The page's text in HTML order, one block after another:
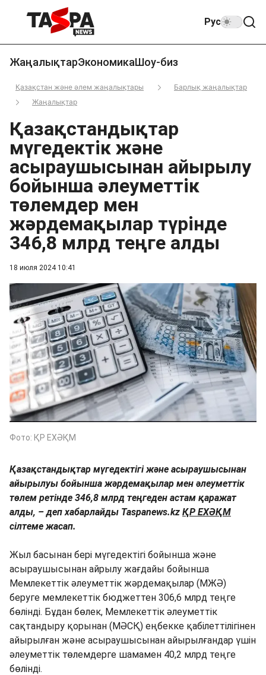
Рус
ЖаңалықтарЭкономикаШоу-биз
Қазақстан және әлем жаңалықтары
Барлық жаңалықтар
Жаңалықтар
18 июля 2024 10:41
Қазақстандықтар
мүгедектік және
асыраушысынан айырылу
бойынша әлеуметтік
төлемдер мен
жәрдемақылар түрінде
346,8 млрд теңге алды
Фото: ҚР ЕХӘҚМ
Қазақстандықтар мүгедектігі және асыраушысынан
айырылуы бойынша жәрдемақылар мен әлеуметтік
төлем ретінде 346,8 млрд теңгеден астам қаражат
алды, – деп хабарлайды Taspanews.kz ҚР ЕХӘҚМ
сілтеме жасап.
Жыл басынан бері мүгедектігі бойынша және
асыраушысынан айрылу жағдайы бойынша
Мемлекеттік әлеуметтік жәрдемақылар (МЖӘ)
беруге мемлекеттік бюджеттен 306,6 млрд теңге
бөлінді. Бұдан бөлек, Мемлекеттік әлеуметтік
сақтандыру қорынан (МӘСҚ) еңбекке қабілеттілігінен
айырылған және асыраушысынан айырылғандар үшін
әлеуметтік төлемдерге шамамен 40,2 млрд теңге
бөлінді.